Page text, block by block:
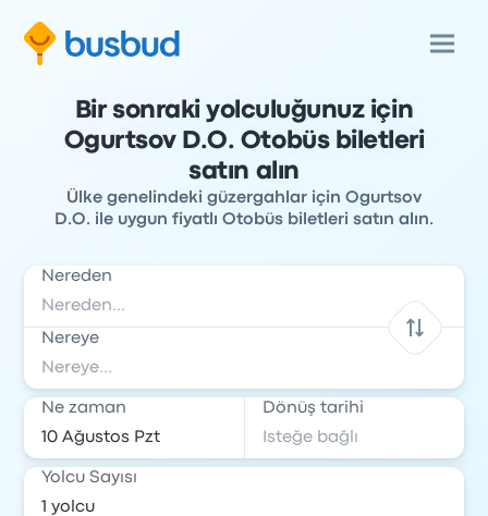
Bir sonraki yolculuğunuz için
Ogurtsov D.O. Otobüs biletleri
satın alın
Ülke genelindeki güzergahlar için Ogurtsov
D.O. ile uygun fiyatlı Otobüs biletleri satın alın.
Nereden
Nereye
Ne zaman Dönüş tarihi
Yolcu Sayısı